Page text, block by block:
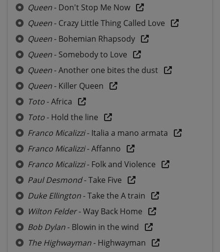
Queen- Don't Stop Me Now
Queen- Crazy Little Thing Called Love
Queen- Bohemian Rhapsody
Queen- Somebody to Love
Queen- Another one bites the dust
Queen- Killer Queen
Toto- Africa
Toto- Hold the line
Franco Micalizzi- Italia a mano armata
Franco Micalizzi- Affanno
Franco Micalizzi- Folk and Violence
Paul Desmond- Take Five
Duke Ellington- Take the A train
Wilton Felder- Way Back Home
Bob Dylan- Blowin in the wind
The Highwayman- Highwayman